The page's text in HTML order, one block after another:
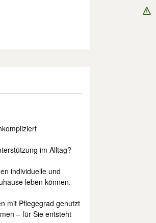
im Alltag?
individuelle und
leben können.
mit Pflegegrad genutzt
– für Sie entsteht